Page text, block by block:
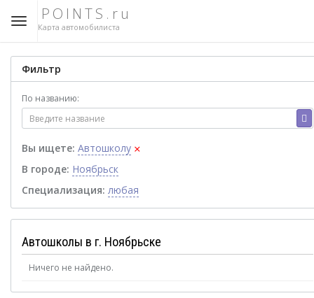
POINTS.ru
Карта автомобилиста
Фильтр
По названию:
Вы ищете: Автошколу ×
В городе: Ноябрьск
Специализация: любая
Автошколы в г. Ноябрьске
Ничего не найдено.